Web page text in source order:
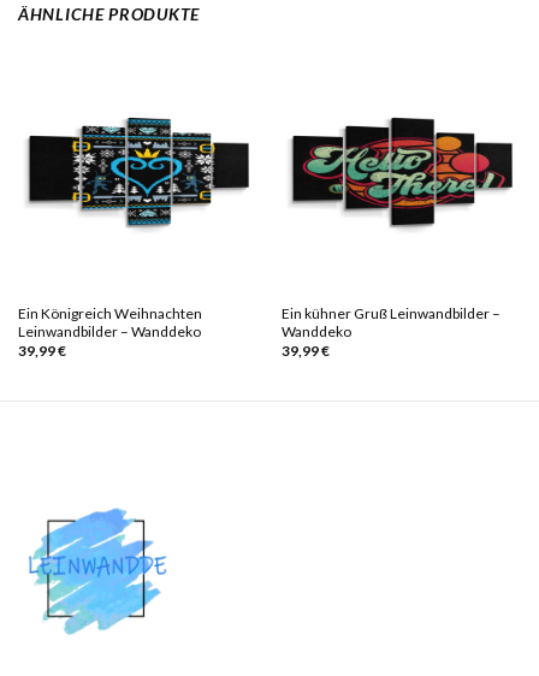
ÄHNLICHE PRODUKTE
Ein Königreich Weihnachten
Leinwandbilder – Wanddeko
39,99€
Ein kühner Gruß Leinwandbilder –
Wanddeko
39,99€